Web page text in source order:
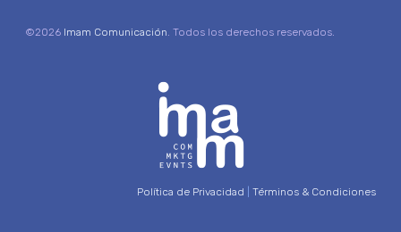
©2026 Imam Comunicación. Todos los derechos reservados.
Política de Privacidad Términos & Condiciones